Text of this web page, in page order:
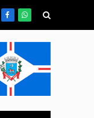
FacebookWhatsApp